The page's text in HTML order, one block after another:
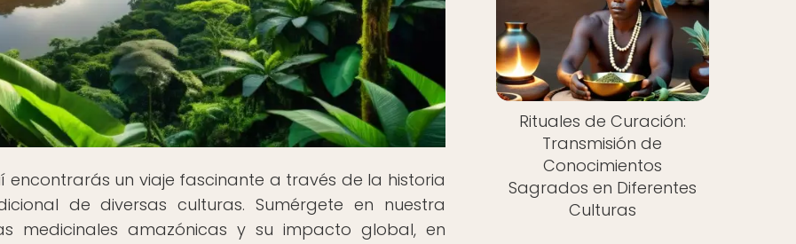
encontrarás un viaje fascinante a través de la historia
de diversas culturas. Sumérgete en nuestra
medicinales amazónicas y su impacto global, en
Rituales de Curación:
Transmisión de
Conocimientos
Sagrados en Diferentes
Culturas